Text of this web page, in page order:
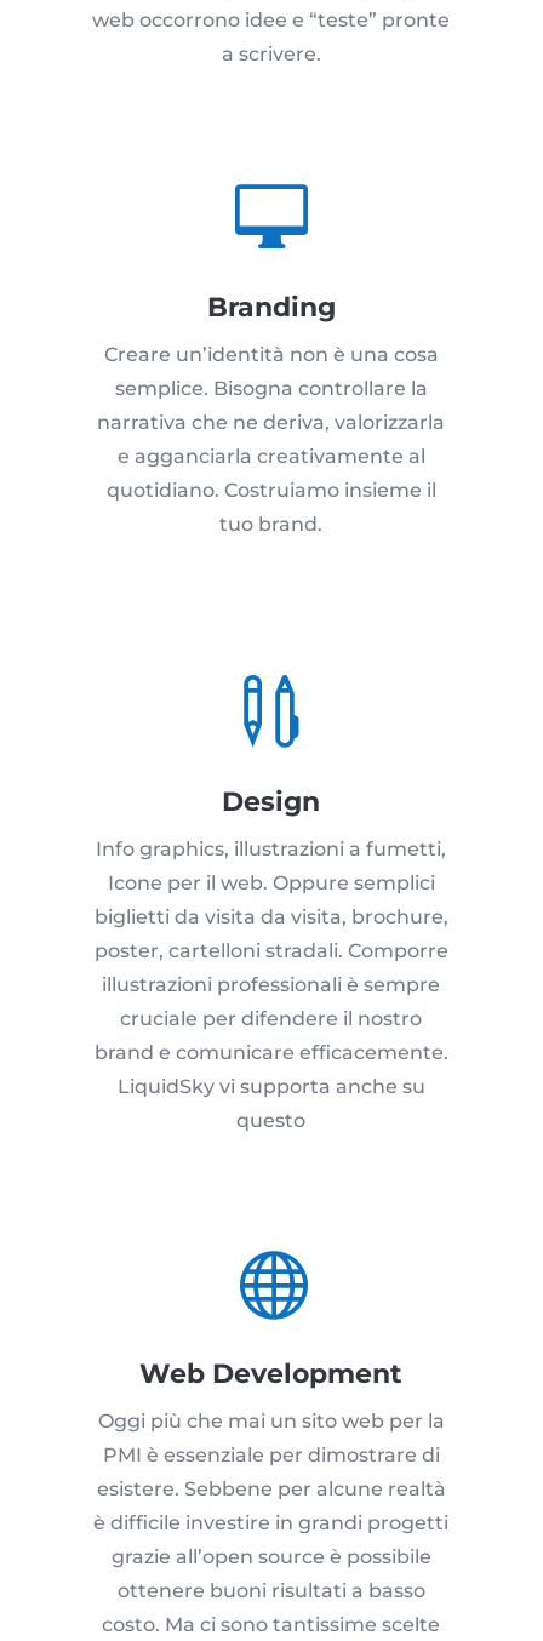
web occorrono idee e “teste” pronte
a scrivere.

Branding
Creare un’identità non è una cosa
semplice. Bisogna controllare la
narrativa che ne deriva, valorizzarla
e agganciarla creativamente al
quotidiano. Costruiamo insieme il
tuo brand.

Design
Info graphics, illustrazioni a fumetti,
Icone per il web. Oppure semplici
biglietti da visita da visita, brochure,
poster, cartelloni stradali. Comporre
illustrazioni professionali è sempre
cruciale per difendere il nostro
brand e comunicare efficacemente.
LiquidSky vi supporta anche su
questo

Web Development
Oggi più che mai un sito web per la
PMI è essenziale per dimostrare di
esistere. Sebbene per alcune realtà
è difficile investire in grandi progetti
grazie all’open source è possibile
ottenere buoni risultati a basso
costo. Ma ci sono tantissime scelte